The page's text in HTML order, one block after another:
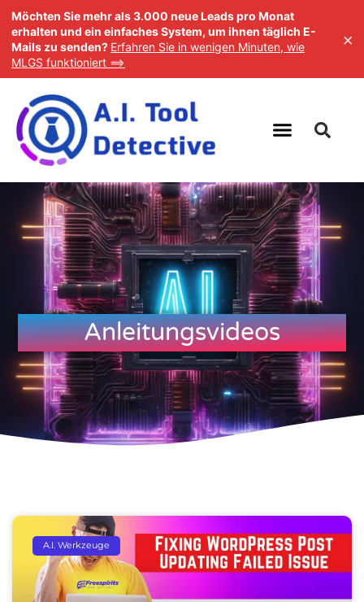
Anleitungsvideos
A.I. Werkzeuge
Möchten Sie mehr als 3.000 neue Leads pro Monat
erhalten und ein einfaches System, um ihnen täglich E-
Mails zu senden? Erfahren Sie in wenigen Minuten, wie
MLGS funktioniert ==>
×